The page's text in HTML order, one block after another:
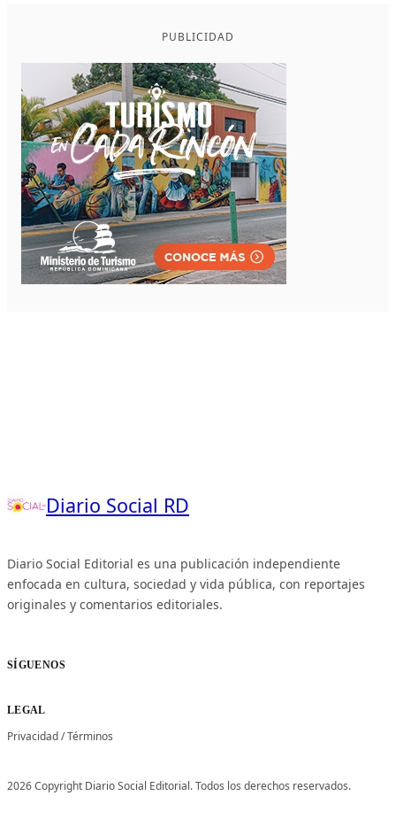
PUBLICIDAD
Diario Social RD
Diario Social Editorial es una publicación independiente
enfocada en cultura, sociedad y vida pública, con reportajes
originales y comentarios editoriales.
SÍGUENOS
LEGAL
Privacidad/Términos
2026 Copyright Diario Social Editorial. Todos los derechos reservados.